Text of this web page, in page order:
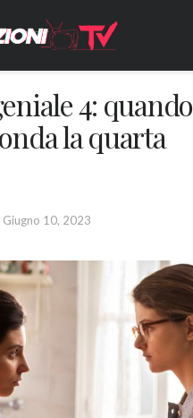
4: quando
la quarta
Giugno 10, 2023